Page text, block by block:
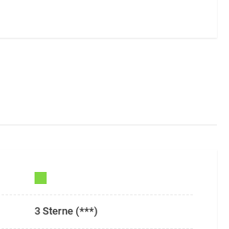
3 Sterne (***)